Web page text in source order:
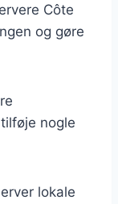
Côte
og gøre
nogle
lokale